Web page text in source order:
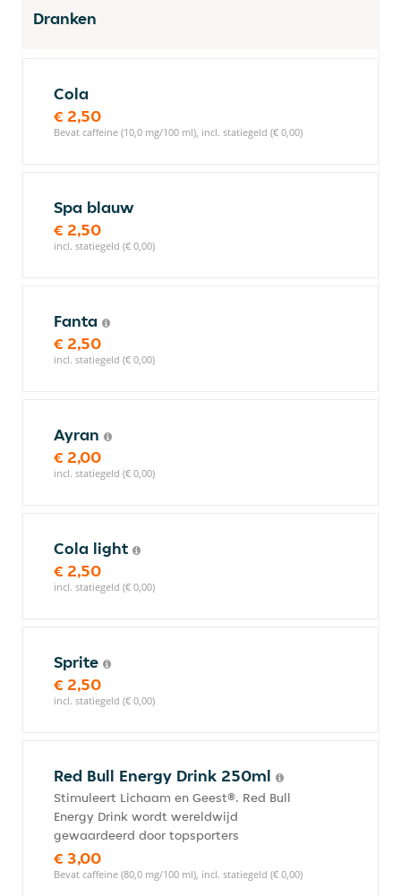
Dranken
Cola
€ 2,50
Bevat caffeine (10,0 mg/100 ml), incl. statiegeld (€ 0,00)
Spa blauw
€ 2,50
incl. statiegeld (€ 0,00)
Fanta
€ 2,50
incl. statiegeld (€ 0,00)
Ayran
€ 2,00
incl. statiegeld (€ 0,00)
Cola light
€ 2,50
incl. statiegeld (€ 0,00)
Sprite
€ 2,50
incl. statiegeld (€ 0,00)
Red Bull Energy Drink 250ml
Stimuleert Lichaam en Geest®. Red Bull
Energy Drink wordt wereldwijd
gewaardeerd door topsporters
€ 3,00
Bevat caffeine (80,0 mg/100 ml), incl. statiegeld (€ 0,00)